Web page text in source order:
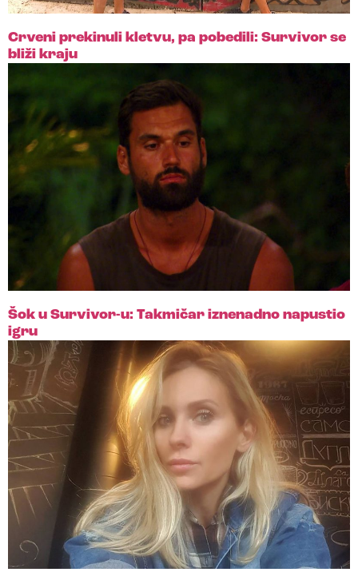
Crveni prekinuli kletvu, pa pobedili: Survivor se
bliži kraju
Šok u Survivor-u: Takmičar iznenadno napustio
igru